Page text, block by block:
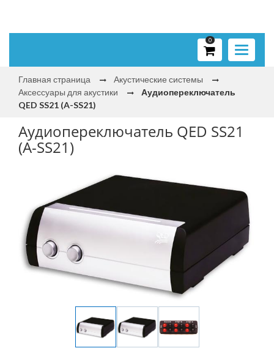
Toggle
0
Главная страница
Акустические системы
Аксессуары для акустики
Аудиопереключатель
QED SS21 (A-SS21)
Аудиопереключатель QED SS21
(A-SS21)